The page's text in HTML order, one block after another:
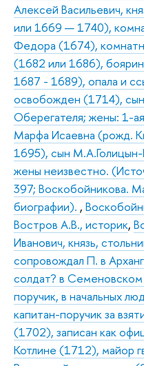
Алексей Васильевич,
или 1669 — 1740),
Федора (1674),
(1682 или 1686),
1687 - 1689), опала и
освобожден (1714), сын
Оберегателя; жены: 1-
Марфа Исаевна (рожд.
1695), сын
жены неизвестно.
397; Воскобойникова.
биографии). ,
Востров А.В., историк,
Иванович, князь,
сопровождал П. в
солдат? в
поручик, в начальных
капитан-поручик за
(1702), записан как
Котлине (1712), майор